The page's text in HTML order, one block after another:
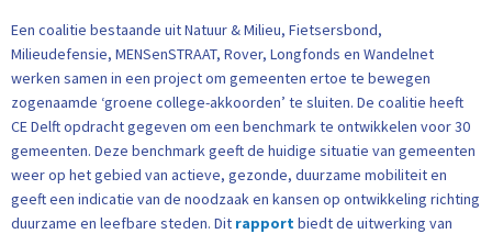
Een coalitie bestaande uit Natuur & Milieu, Fietsersbond,
Milieudefensie, MENSenSTRAAT, Rover, Longfonds en Wandelnet
werken samen in een project om gemeenten ertoe te bewegen
zogenaamde ‘groene college-akkoorden’ te sluiten. De coalitie heeft
CE Delft opdracht gegeven om een benchmark te ontwikkelen voor 30
gemeenten. Deze benchmark geeft de huidige situatie van gemeenten
weer op het gebied van actieve, gezonde, duurzame mobiliteit en
geeft een indicatie van de noodzaak en kansen op ontwikkeling richting
duurzame en leefbare steden. Dit rapport biedt de uitwerking van